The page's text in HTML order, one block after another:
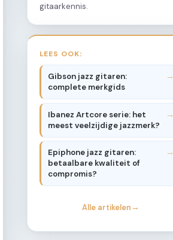
gitaarkennis.
LEES OOK:
Gibson jazz gitaren:
complete merkgids
Ibanez Artcore serie: het
meest veelzijdige jazzmerk?
Epiphone jazz gitaren:
betaalbare kwaliteit of
compromis?
Alle artikelen